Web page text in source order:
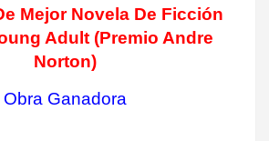
Mejor Novela De Ficción
Adult (Premio Andre
Norton)
Obra Ganadora